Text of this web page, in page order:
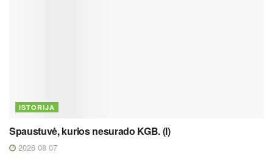
ISTORIJA
Spaustuvė, kurios nesurado KGB. (I)
2026 08 07